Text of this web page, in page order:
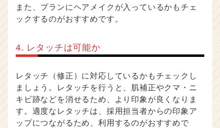
また、プランにヘアメイクが入っているかもチェ
ックするのがおすすめです。
4. レタッチは可能か
レタッチ（修正）に対応しているかもチェックし
ましょう。レタッチを行うと、肌補正やクマ・ニ
キビ跡などを消せるため、より印象が良くなりま
す。適度なレタッチは、採用担当者からの印象ア
ップにつながるため、利用するのがおすすめで